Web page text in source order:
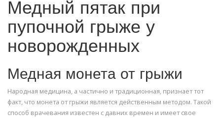
Медный пятак при
пупочной грыже у
новорожденных
Медная монета от грыжи
Народная медицина, а частично и традиционная, признает тот
факт, что монета от грыжи является действенным методом. Такой
способ врачевания известен с давних времен и имеет свое